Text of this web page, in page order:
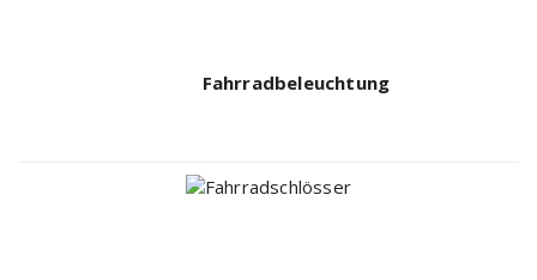
Fahrradbeleuchtung